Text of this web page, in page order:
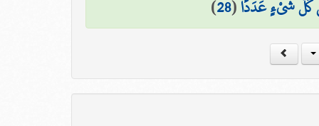
كُلَّ شَيْءٍ عَدَدًا(
28
)